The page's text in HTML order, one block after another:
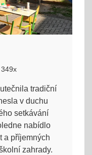
349x
tradiční
v duchu
setkávání
nabídlo
a příjemných
zahrady.